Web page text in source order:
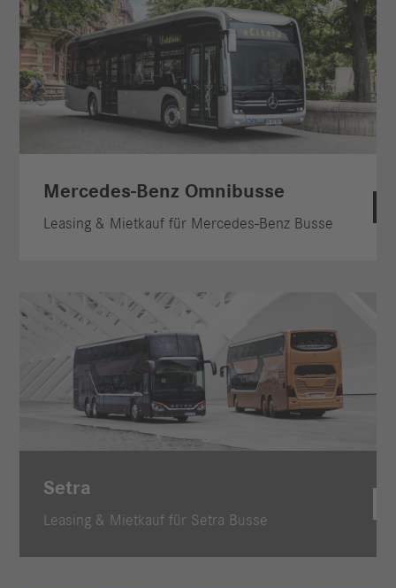
Mercedes-Benz Omnibusse
Leasing & Mietkauf für Mercedes-Benz Busse
Setra
Leasing & Mietkauf für Setra Busse